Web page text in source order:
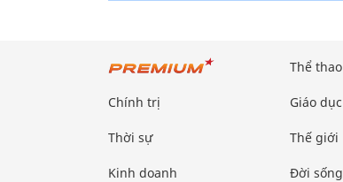
Chính trị
Thời sự
Kinh doanh
Thể thao
Giáo dục
Thế giới
Đời sống